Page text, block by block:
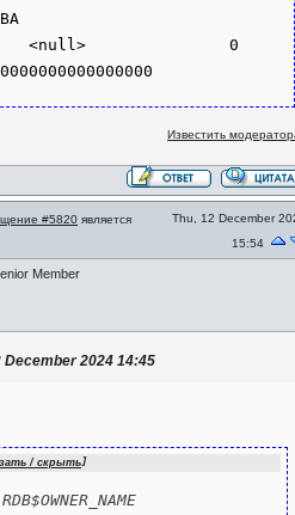
0
Известить
#5820 является
Thu, 12 December
15:54
Member
December 2024 14:45
/ скрыть]